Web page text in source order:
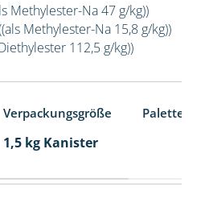
Methylester-Na 47 g/kg))
Methylester-Na 15,8 g/kg))
112,5 g/kg))
Verpackungsgröße
1,5 kg Kanister